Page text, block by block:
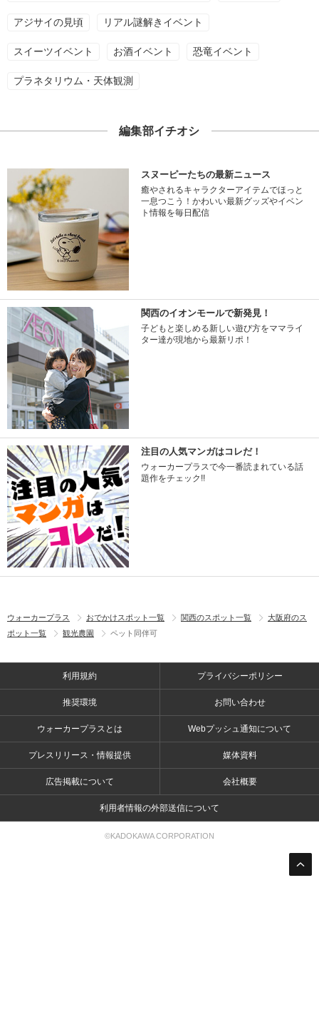
アジサイの見頃 リアル謎解きイベント
スイーツイベント お酒イベント 恐竜イベント
プラネタリウム・天体観測
編集部イチオシ
スヌーピーたちの最新ニュース
癒やされるキャラクターアイテムでほっと
一息つこう！かわいい最新グッズやイベン
ト情報を毎日配信
関西のイオンモールで新発見！
子どもと楽しめる新しい遊び方をママライ
ター達が現地から最新リポ！
注目の人気マンガはコレだ！
ウォーカープラスで今一番読まれている話
題作をチェック!!
ウォーカープラス おでかけスポット一覧 関西のスポット一覧
大阪府のス
ポット一覧
観光農園 ペット同伴可
利用規約 プライバシーポリシー
推奨環境 お問い合わせ
ウォーカープラスとは Webプッシュ通知について
プレスリリース・情報提供 媒体資料
広告掲載について 会社概要
利用者情報の外部送信について
©KADOKAWA CORPORATION